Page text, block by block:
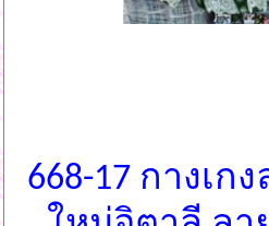
668-17 กางเ